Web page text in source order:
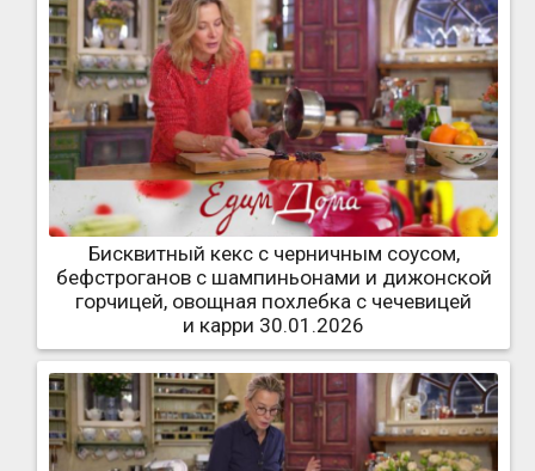
Бисквитный кекс с черничным соусом,
бефстроганов с шампиньонами и дижонской
горчицей, овощная похлебка с чечевицей
и карри 30.01.2026